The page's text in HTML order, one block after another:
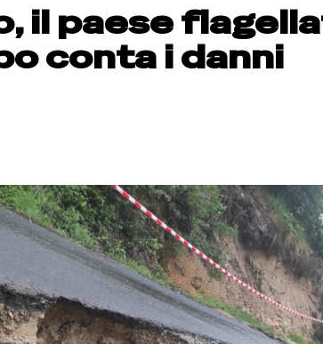
il paese
conta i danni